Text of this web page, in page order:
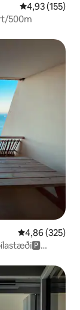
4,93 af 5 í
4,93 (155)
500m
4,86 af 5 í
4,86 (325)